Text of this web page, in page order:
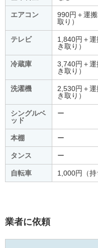
エアコン
990円＋運
取り）
テレビ
1,840円＋運
き取り）
冷蔵庫
3,740円＋運
き取り）
洗濯機
2,530円＋運
き取り）
シングルベ
ッド
ー
本棚 ー
タンス ー
自転車 1,000円（持
業者に依頼